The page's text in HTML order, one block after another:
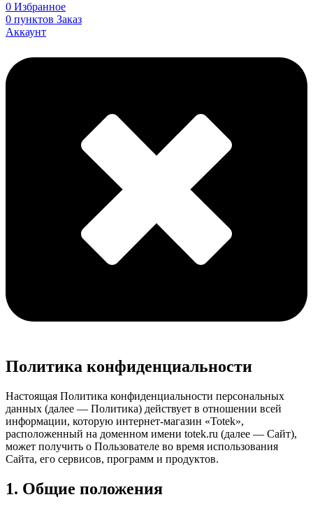
0 Избранное
0 пунктов Заказ
Аккаунт
Политика конфиденциальности
Настоящая Политика конфиденциальности персональных
данных (далее — Политика) действует в отношении всей
информации, которую интернет-магазин «Totek»,
расположенный на доменном имени totek.ru (далее — Сайт),
может получить о Пользователе во время использования
Сайта, его сервисов, программ и продуктов.
1. Общие положения